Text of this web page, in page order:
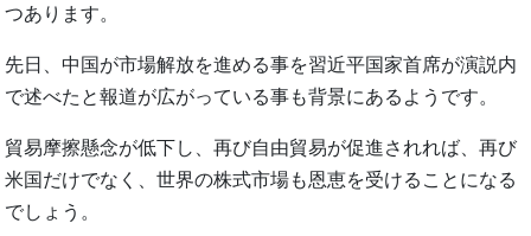
つあります。
先日、中国が市場解放を進める事を習近平国家首席が演説内
で述べたと報道が広がっている事も背景にあるようです。
貿易摩擦懸念が低下し、再び自由貿易が促進されれば、再び
米国だけでなく、世界の株式市場も恩恵を受けることになる
でしょう。